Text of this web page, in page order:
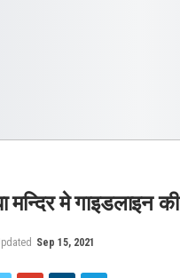
मन्दिर मे गाइडलाइन
Sep 15, 2021